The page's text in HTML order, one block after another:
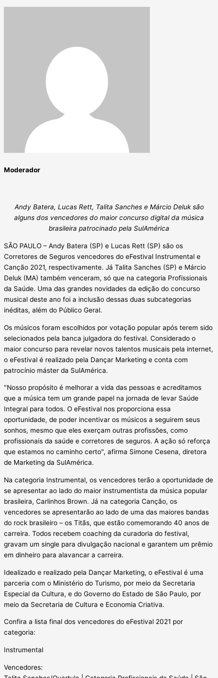
Moderador
Andy Batera, Lucas Rett, Talita Sanches e Márcio Deluk são
alguns dos vencedores do maior concurso digital da música
brasileira patrocinado pela SulAmérica
SÃO PAULO – Andy Batera (SP) e Lucas Rett (SP) são os
Corretores de Seguros vencedores do eFestival Instrumental e
Canção 2021, respectivamente. Já Talita Sanches (SP) e Márcio
Deluk (MA) também venceram, só que na categoria Profissionais
da Saúde. Uma das grandes novidades da edição do concurso
musical deste ano foi a inclusão dessas duas subcategorias
inéditas, além do Público Geral.
Os músicos foram escolhidos por votação popular após terem sido
selecionados pela banca julgadora do festival. Considerado o
maior concurso para revelar novos talentos musicais pela internet,
o eFestival é realizado pela Dançar Marketing e conta com
patrocínio máster da SulAmérica.
"Nosso propósito é melhorar a vida das pessoas e acreditamos
que a música tem um grande papel na jornada de levar Saúde
Integral para todos. O eFestival nos proporciona essa
oportunidade, de poder incentivar os músicos a seguirem seus
sonhos, mesmo que eles exerçam outras profissões, como
profissionais da saúde e corretores de seguros. A ação só reforça
que estamos no caminho certo", afirma Simone Cesena, diretora
de Marketing da SulAmérica.
Na categoria Instrumental, os vencedores terão a oportunidade de
se apresentar ao lado do maior instrumentista da música popular
brasileira, Carlinhos Brown. Já na categoria Canção, os
vencedores se apresentarão ao lado de uma das maiores bandas
do rock brasileiro – os Titãs, que estão comemorando 40 anos de
carreira. Todos recebem coaching da curadoria do festival,
gravam um single para divulgação nacional e garantem um prêmio
em dinheiro para alavancar a carreira.
Idealizado e realizado pela Dançar Marketing, o eFestival é uma
parceria com o Ministério do Turismo, por meio da Secretaria
Especial da Cultura, e do Governo do Estado de São Paulo, por
meio da Secretaria de Cultura e Economia Criativa.
Confira a lista final dos vencedores do eFestival 2021 por
categoria:
Instrumental
Vencedores: